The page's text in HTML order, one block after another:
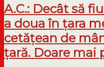
A.C.: Decât să
a doua în țara
cetățean de
țară. Doare mai